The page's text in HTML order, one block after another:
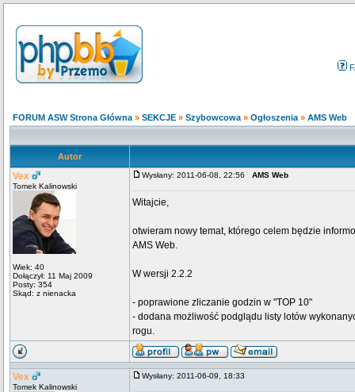
FORUM ASW Strona Główna » SEKCJE » Szybowcowa » Ogłoszenia » AMS Web
Autor
Vex
Tomek Kalinowski
Wiek: 40
Dołączył: 11 Maj 2009
Posty: 354
Skąd: z nienacka
Wysłany: 2011-06-08, 22:56 AMS Web
Witajcie,
otwieram nowy temat, którego celem będzie
AMS Web.
W wersji 2.2.2
- poprawione zliczanie godzin w "TOP 10"
- dodana możliwość podglądu listy lotów
rogu.
Vex
Tomek Kalinowski
Wysłany: 2011-06-09, 18:33